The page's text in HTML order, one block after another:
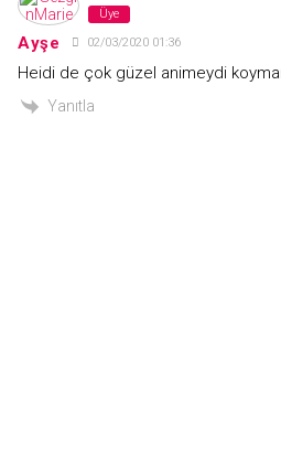
Üye
Ayşe 02/03/2020 01:36
Heidi de çok güzel animeydi
Yanıtla